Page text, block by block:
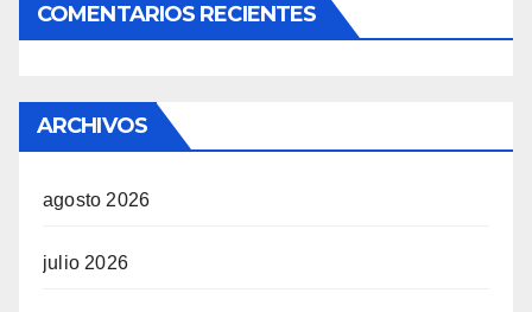
COMENTARIOS RECIENTES
ARCHIVOS
agosto 2026
julio 2026